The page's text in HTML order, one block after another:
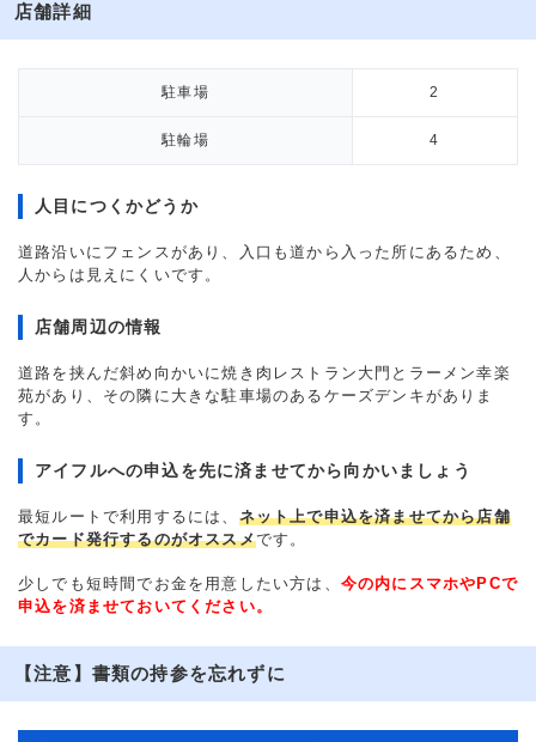
店舗詳細
駐車場 2
駐輪場 4
人目につくかどうか
道路沿いにフェンスがあり、入口も道から入った所にあるため、
人からは見えにくいです。
店舗周辺の情報
道路を挟んだ斜め向かいに焼き肉レストラン大門とラーメン幸楽
苑があり、その隣に大きな駐車場のあるケーズデンキがありま
す。
アイフルへの申込を先に済ませてから向かいましょう
最短ルートで利用するには、 ネット上で申込を済ませてから店舗
でカード発行するのがオススメです。
少しでも短時間でお金を用意したい方は、 今の内にスマホやPCで
申込を済ませておいてください。
【注意】書類の持参を忘れずに